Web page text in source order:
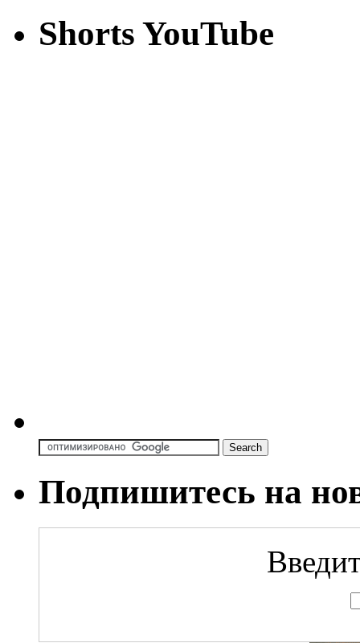
Shorts YouTube
Подпишитесь на